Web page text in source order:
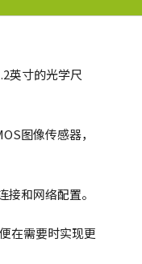
英寸的光学尺
图像传感器，
和网络配置。
在需要时实现更